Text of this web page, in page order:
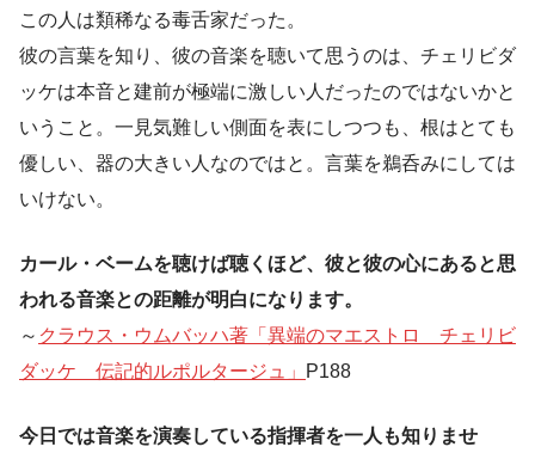
この人は類稀なる毒舌家だった。
彼の言葉を知り、彼の音楽を聴いて思うのは、チェリビダ
ッケは本音と建前が極端に激しい人だったのではないかと
いうこと。一見気難しい側面を表にしつつも、根はとても
優しい、器の大きい人なのではと。言葉を鵜呑みにしては
いけない。
カール・ベームを聴けば聴くほど、彼と彼の心にあると思
われる音楽との距離が明白になります。
～ クラウス・ウムバッハ著「異端のマエストロ チェリビ
ダッケ 伝記的ルポルタージュ」
P188
今日では音楽を演奏している指揮者を一人も知りませ